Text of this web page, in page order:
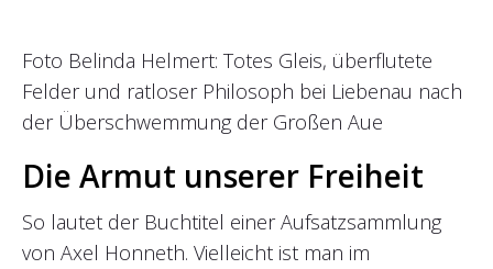
Foto Belinda Helmert: Totes Gleis, überflutete
Felder und ratloser Philosoph bei Liebenau nach
der Überschwemmung der Großen Aue
Die Armut unserer Freiheit
So lautet der Buchtitel einer Aufsatzsammlung
von Axel Honneth. Vielleicht ist man im